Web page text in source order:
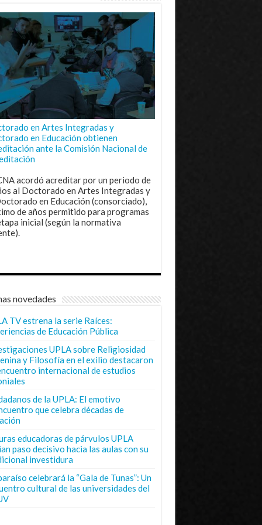
en Artes Integradas y
en Educación obtienen
ante la Comisión Nacional de
acordó acreditar por un periodo de
al Doctorado en Artes Integradas y
en Educación (consorciado),
de años permitido para programas
inicial (según la normativa
novedades
TV estrena la serie Raíces:
de Educación Pública
UPLA sobre Religiosidad
y Filosofía en el exilio destacaron
internacional de estudios
de la UPLA: El emotivo
que celebra décadas de
educadoras de párvulos UPLA
paso decisivo hacia las aulas con su
investidura
celebrará la “Gala de Tunas”: Un
cultural de las universidades del